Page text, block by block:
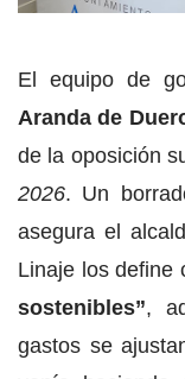
El equipo de
Aranda de
de la oposición
2026. Un
asegura el
Linaje los define
sostenibles”,
gastos se